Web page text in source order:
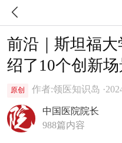

前沿｜斯坦福
绍了10个创新
原创 作者:领医知识岛 ·
中国医院院长
988篇内容